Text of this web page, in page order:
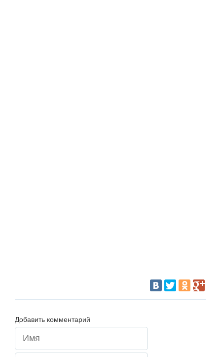
Добавить комментарий